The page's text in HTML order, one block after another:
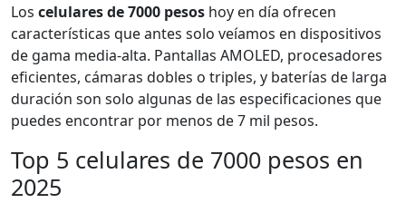
Los celulares de 7000 pesos hoy en día ofrecen
características que antes solo veíamos en dispositivos
de gama media-alta. Pantallas AMOLED, procesadores
eficientes, cámaras dobles o triples, y baterías de larga
duración son solo algunas de las especificaciones que
puedes encontrar por menos de 7 mil pesos.
Top 5 celulares de 7000 pesos en
2025